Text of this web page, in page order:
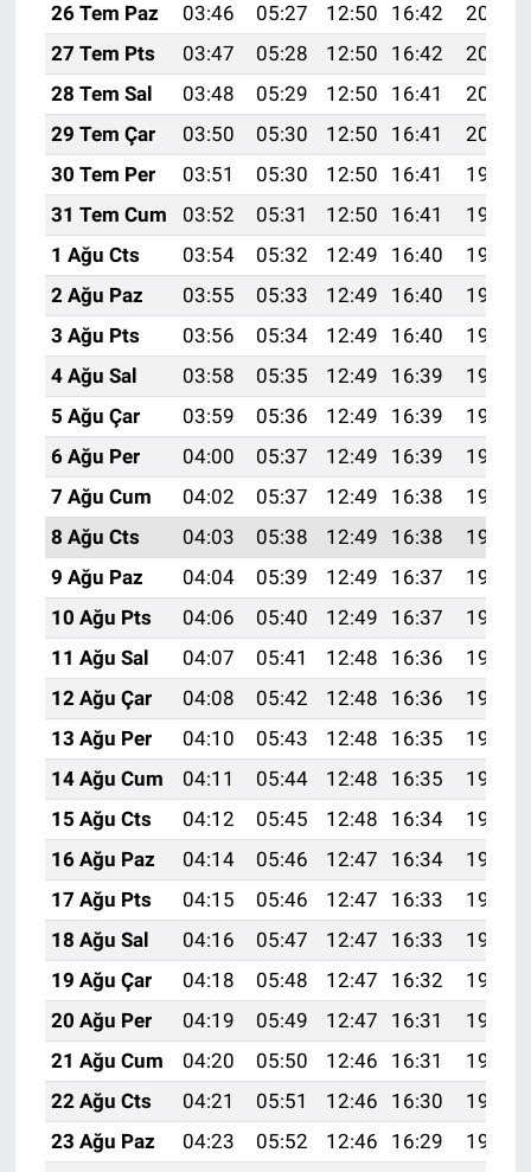
26 Tem Paz
03:46 05:27 12:50 16:42
20:02
27 Tem Pts
03:47 05:28 12:50 16:42
20:01
28 Tem Sal
03:48 05:29 12:50 16:41
20:01
29 Tem Çar
03:50 05:30 12:50 16:41
20:00
30 Tem Per
03:51 05:30 12:50 16:41
19:59
31 Tem Cum
03:52 05:31 12:50 16:41
19:58
1 Ağu Cts
03:54 05:32 12:49 16:40
19:57
2 Ağu Paz
03:55 05:33 12:49 16:40
19:56
3 Ağu Pts
03:56 05:34 12:49 16:40
19:55
4 Ağu Sal
03:58 05:35 12:49 16:39
19:54
5 Ağu Çar
03:59 05:36 12:49 16:39
19:53
6 Ağu Per
04:00 05:37 12:49 16:39
19:52
7 Ağu Cum
04:02 05:37 12:49 16:38
19:50
8 Ağu Cts
04:03 05:38 12:49 16:38
19:49
9 Ağu Paz
04:04 05:39 12:49 16:37
19:48
10 Ağu Pts
04:06 05:40 12:49 16:37
19:47
11 Ağu Sal
04:07 05:41 12:48 16:36
19:46
12 Ağu Çar
04:08 05:42 12:48 16:36
19:44
13 Ağu Per
04:10 05:43 12:48 16:35
19:43
14 Ağu Cum
04:11 05:44 12:48 16:35
19:42
15 Ağu Cts
04:12 05:45 12:48 16:34
19:41
16 Ağu Paz
04:14 05:46 12:47 16:34
19:39
17 Ağu Pts
04:15 05:46 12:47 16:33
19:38
18 Ağu Sal
04:16 05:47 12:47 16:33
19:37
19 Ağu Çar
04:18 05:48 12:47 16:32
19:35
20 Ağu Per
04:19 05:49 12:47 16:31
19:34
21 Ağu Cum
04:20 05:50 12:46 16:31
19:33
22 Ağu Cts
04:21 05:51 12:46 16:30
19:31
23 Ağu Paz
04:23 05:52 12:46 16:29
19:30